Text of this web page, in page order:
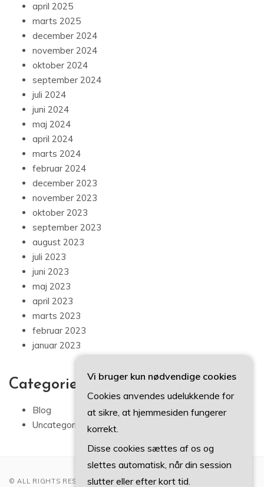
april 2025
marts 2025
december 2024
november 2024
oktober 2024
september 2024
juli 2024
juni 2024
maj 2024
april 2024
marts 2024
februar 2024
december 2023
november 2023
oktober 2023
september 2023
august 2023
juli 2023
juni 2023
maj 2023
april 2023
marts 2023
februar 2023
januar 2023
Categories
Blog
Uncategorized
© ALL RIGHTS RESERVED 2022
Vi bruger kun nødvendige cookies
Cookies anvendes udelukkende for
at sikre, at hjemmesiden fungerer
korrekt.
Disse cookies sættes af os og
slettes automatisk, når din session
slutter eller efter kort tid.